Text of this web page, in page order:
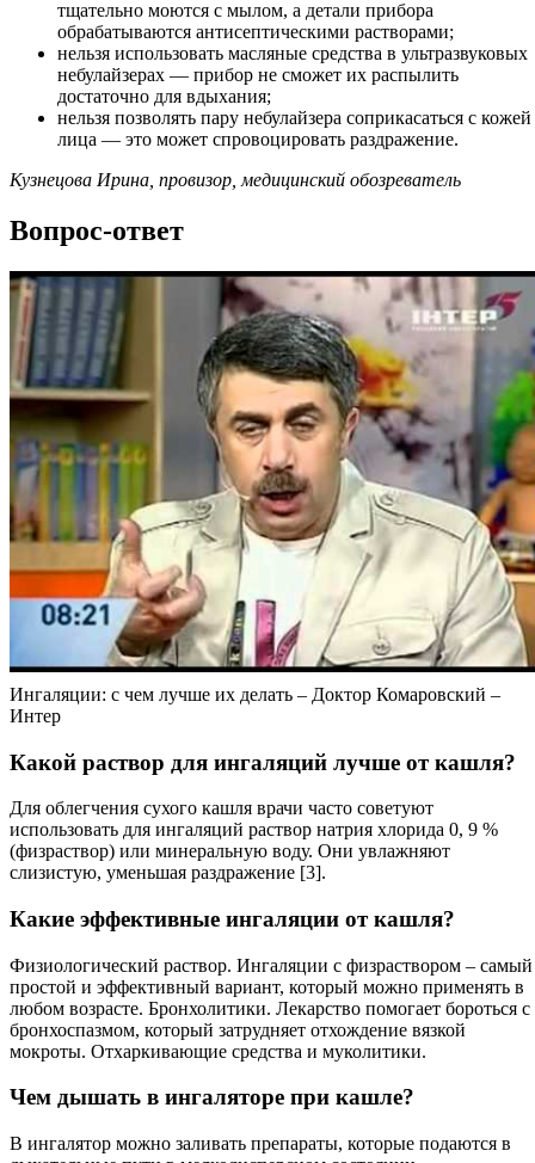
тщательно моются с мылом, а детали прибора
обрабатываются антисептическими растворами;
нельзя использовать масляные средства в ультразвуковых
небулайзерах — прибор не сможет их распылить
достаточно для вдыхания;
нельзя позволять пару небулайзера соприкасаться с кожей
лица — это может спровоцировать раздражение.
Кузнецова Ирина, провизор, медицинский обозреватель
Вопрос-ответ
Ингаляции: с чем лучше их делать – Доктор Комаровский –
Интер
Какой раствор для ингаляций лучше от кашля?
Для облегчения сухого кашля врачи часто советуют
использовать для ингаляций раствор натрия хлорида 0, 9 %
(физраствор) или минеральную воду. Они увлажняют
слизистую, уменьшая раздражение [3].
Какие эффективные ингаляции от кашля?
Физиологический раствор. Ингаляции с физраствором – самый
простой и эффективный вариант, который можно применять в
любом возрасте. Бронхолитики. Лекарство помогает бороться с
бронхоспазмом, который затрудняет отхождение вязкой
мокроты. Отхаркивающие средства и муколитики.
Чем дышать в ингаляторе при кашле?
В ингалятор можно заливать препараты, которые подаются в